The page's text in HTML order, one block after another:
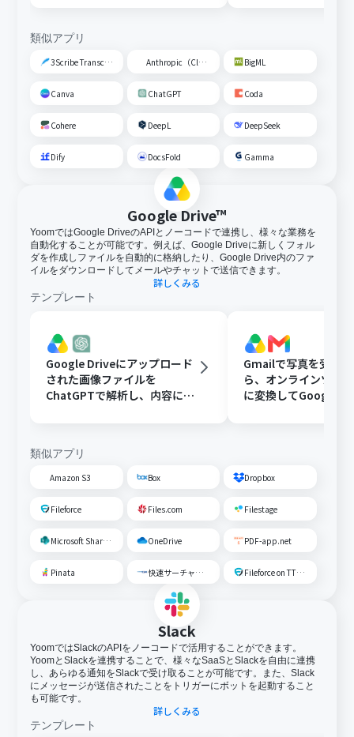
類似アプリ
3Scribe Transcription Anthropic（Claude） BigML
Canva ChatGPT Coda
Cohere DeepL DeepSeek
Dify DocsFold Gamma
Google Drive™
YoomではGoogle DriveのAPIとノーコードで連携し、様々な業務を
自動化することが可能です。例えば、Google Driveに新しくフォル
ダを作成しファイルを自動的に格納したり、Google Drive内のファ
イルをダウンロードしてメールやチャットで送信できます。
詳しくみる
テンプレート
Google Driveにアップロード
された画像ファイルを
ChatGPTで解析し、内容に応
Gmailで写真を受け
ら、オンラインツー
に変換してGoogle
類似アプリ
Amazon S3 Box Dropbox
Fileforce Files.com Filestage
Microsoft SharePoint OneDrive PDF-app.net
Pinata 快速サーチャーGX Fileforce on TTS Cloud
Slack
YoomではSlackのAPIをノーコードで活用することができます。
YoomとSlackを連携することで、様々なSaaSとSlackを自由に連携
し、あらゆる通知をSlackで受け取ることが可能です。また、Slack
にメッセージが送信されたことをトリガーにボットを起動すること
も可能です。
詳しくみる
テンプレート